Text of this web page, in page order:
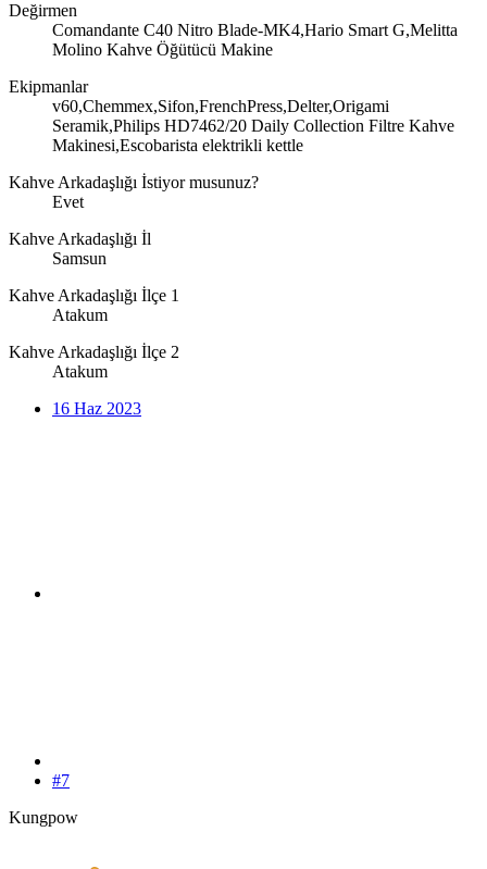
Değirmen
Comandante C40 Nitro Blade-MK4,Hario Smart G,Melitta
Molino Kahve Öğütücü Makine
Ekipmanlar
v60,Chemmex,Sifon,FrenchPress,Delter,Origami
Seramik,Philips HD7462/20 Daily Collection Filtre Kahve
Makinesi,Escobarista elektrikli kettle
Kahve Arkadaşlığı İstiyor musunuz?
Evet
Kahve Arkadaşlığı İl
Samsun
Kahve Arkadaşlığı İlçe 1
Atakum
Kahve Arkadaşlığı İlçe 2
Atakum
16 Haz 2023
#7
Kungpow